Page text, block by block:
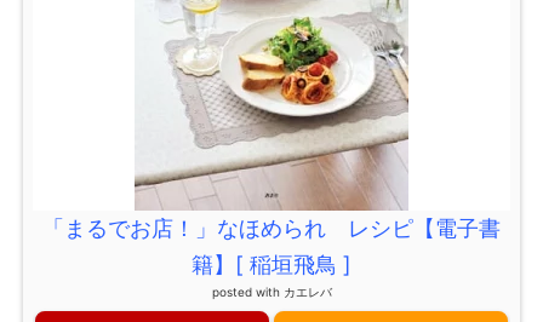
「まるでお店！」なほめられ レシピ【電子書
籍】[ 稲垣飛鳥 ]
posted with カエレバ